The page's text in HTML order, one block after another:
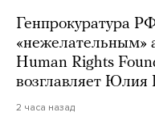
Генпрокуратура
«нежелательным»
Human Rights
возглавляет Юлия
2 часа назад